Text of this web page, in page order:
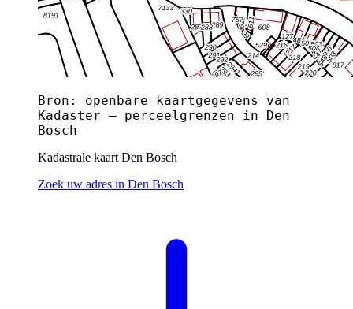
Bron: openbare kaartgegevens van
Kadaster — perceelgrenzen in Den
Bosch
Kadastrale kaart Den Bosch
Zoek uw adres in Den Bosch